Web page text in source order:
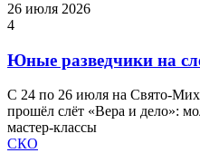
26 июля 2026
4
Юные разведчики на
С 24 по 26 июля на
прошёл слёт «Вера и дело»:
мастер‑классы
СКО